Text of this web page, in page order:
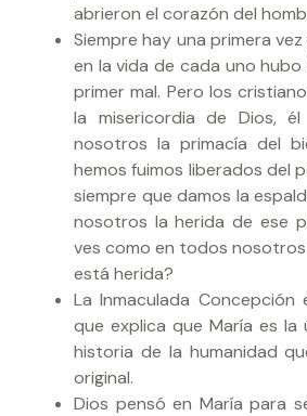
abrieron el corazón del
Siempre hay una primera
en la vida de cada uno
primer mal. Pero los
la misericordia de Dios,
nosotros la primacía del
hemos fuimos liberados del
siempre que damos la
nosotros la herida de ese
ves como en todos
está herida?
La Inmaculada
que explica que María es la
historia de la humanidad
original.
Dios pensó en María para